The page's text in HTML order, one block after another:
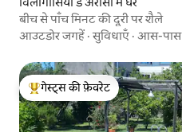
बीच से पाँच मिनट की दूरी पर शैले
आउटडोर जगहें ·सुविधाएँ · आस-पास
गेस्ट्स का टॉप फ़ेवरेट
गेस्ट्स की फ़ेवरेट